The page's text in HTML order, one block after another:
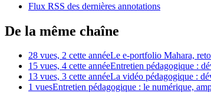
Flux RSS des dernières annotations
De la même chaîne
28 vues, 2 cette annéeLe e-portfolio Mahara,
15 vues, 4 cette annéeEntretien pédagogique :
13 vues, 3 cette annéeLa vidéo pédagogique :
1 vuesEntretien pédagogique : le numérique,